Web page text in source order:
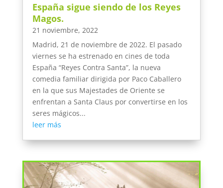
España sigue siendo de los Reyes
Magos.
21 noviembre, 2022
Madrid, 21 de noviembre de 2022. El pasado
viernes se ha estrenado en cines de toda
España “Reyes Contra Santa”, la nueva
comedia familiar dirigida por Paco Caballero
en la que sus Majestades de Oriente se
enfrentan a Santa Claus por convertirse en los
seres mágicos...
leer más